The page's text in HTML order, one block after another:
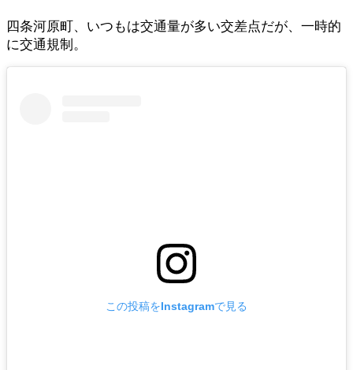
四条河原町、いつもは交通量が多い交差点だが、一時的
に交通規制。
この投稿をInstagramで見る